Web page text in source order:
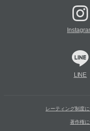
LINE
レーティング制度
著作権